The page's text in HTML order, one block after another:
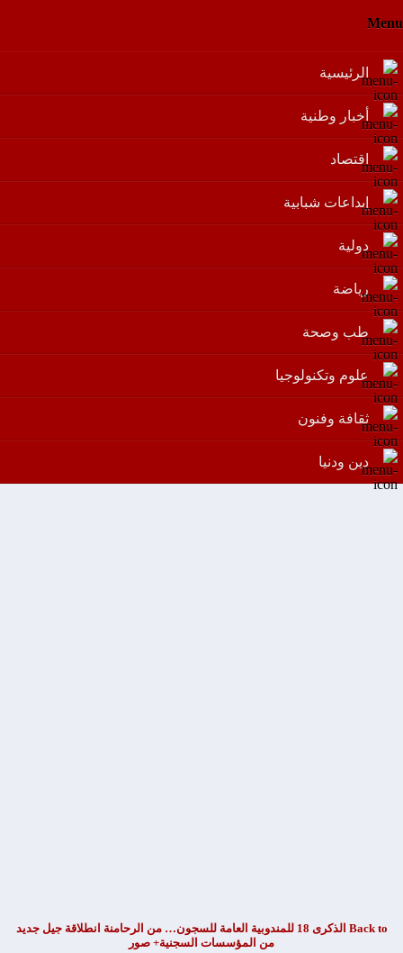
Menu
الرئيسية
أخبار وطنية
اقتصاد
إبداعات شبابية
دولية
رياضة
طب وصحة
علوم وتكنولوجيا
ثقافة وفنون
دين ودنيا
Back to الذكرى 18 للمندوبية العامة للسجون… من الرحامنة انطلاقة جيل جديد
من المؤسسات السجنية+ صور